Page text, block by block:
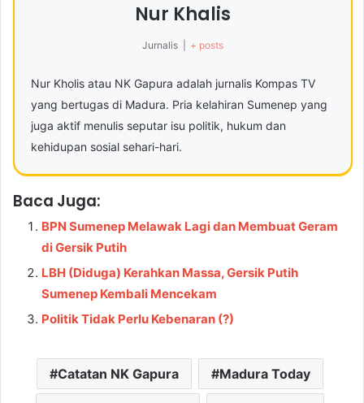
Nur Khalis
Jurnalis + posts
Nur Kholis atau NK Gapura adalah jurnalis Kompas TV
yang bertugas di Madura. Pria kelahiran Sumenep yang
juga aktif menulis seputar isu politik, hukum dan
kehidupan sosial sehari-hari.
Baca Juga:
BPN Sumenep Melawak Lagi dan Membuat Geram
di Gersik Putih
LBH (Diduga) Kerahkan Massa, Gersik Putih
Sumenep Kembali Mencekam
Politik Tidak Perlu Kebenaran (?)
Catatan NK Gapura Madura Today